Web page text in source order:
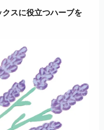
スに役立つハーブを